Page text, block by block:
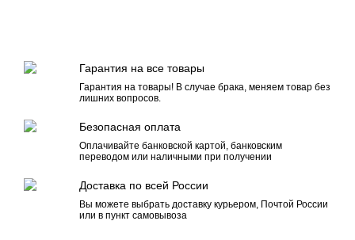
Гарантия на все товары
Гарантия на товары! В случае брака, меняем товар без
лишних вопросов.
Безопасная оплата
Оплачивайте банковской картой, банковским
переводом или наличными при получении
Доставка по всей России
Вы можете выбрать доставку курьером, Почтой России
или в пункт самовывоза